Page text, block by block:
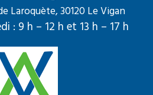
Laroquète, 30120 Le Vigan
: 9 h – 12 h et 13 h – 17 h